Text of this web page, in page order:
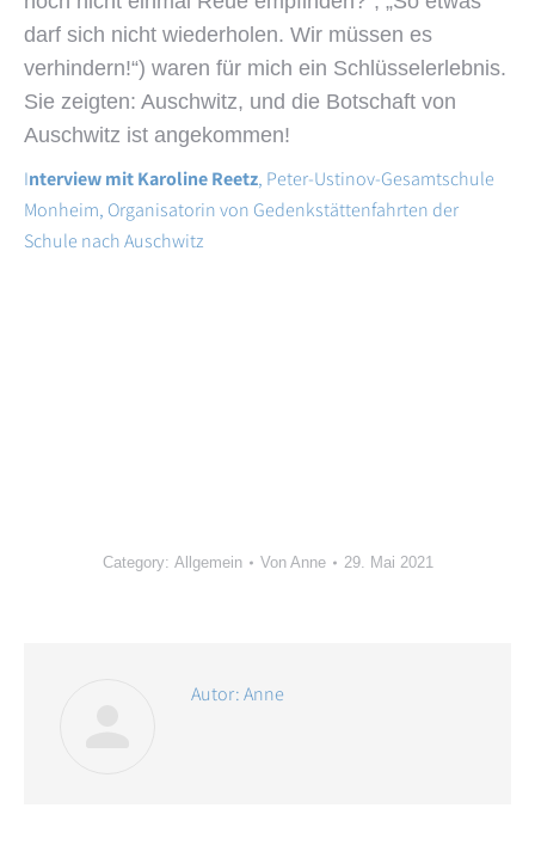
darf sich nicht wiederholen. Wir müssen es
verhindern!“) waren für mich ein Schlüsselerlebnis.
Sie zeigten: Auschwitz, und die Botschaft von
Auschwitz ist angekommen!
Interview mitKaroline Reetz, Peter-Ustinov-Gesamtschule
Monheim, Organisatorin von Gedenkstättenfahrten der
Schule nach Auschwitz
Category: Allgemein Von Anne 29. Mai 2021
Autor:Anne